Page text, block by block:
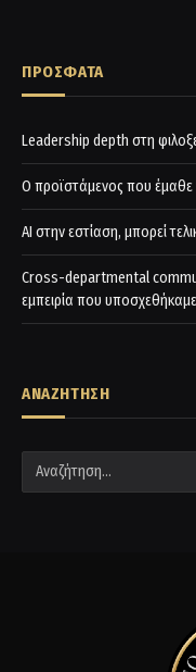
ΠΡΟΣΦΑΤΑ
Leadership depth στη
Ο προϊστάμενος που έμαθε
AI στην εστίαση, μπορεί
Cross-departmental
εμπειρία που υποσχεθήκαμε
ΑΝΑΖΗΤΗΣΗ